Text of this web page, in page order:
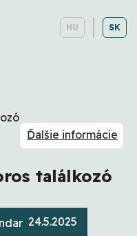
HU SK
Ďalšie informácie
találkozó
24.5.2025